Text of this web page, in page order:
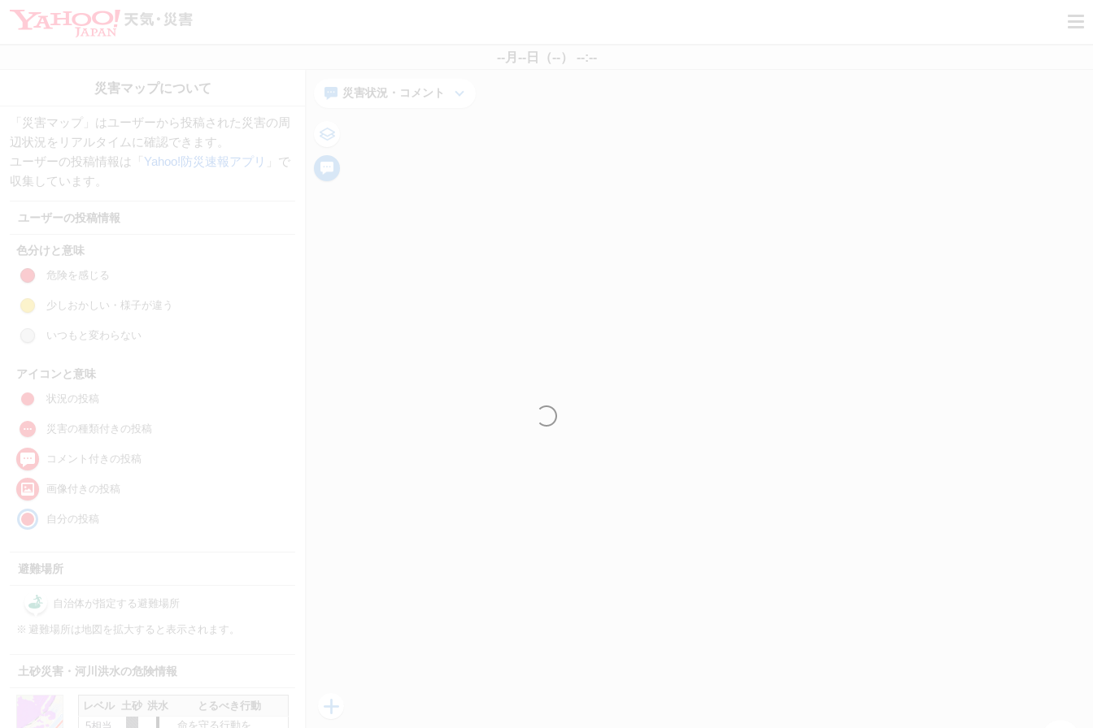
--月--日（--） --:--
災害状況・コメント
「災害マップ」はユーザーから投稿された災害の周
辺状況をリアルタイムに確認できます。
ユーザーの投稿情報は「 Yahoo!防災速報アプリ
」で
収集しています。
ユーザーの投稿情報
色分けと意味
危険を感じる
少しおかしい・様子が違う
いつもと変わらない
アイコンと意味
状況の投稿
災害の種類付きの投稿
コメント付きの投稿
画像付きの投稿
自分の投稿
避難場所
自治体が指定する避難場所
※ 避難場所は地図を拡大すると表示されます。
土砂災害・河川洪水の危険情報
レベル 土砂 洪水
とるべき行動
命を守る行動を